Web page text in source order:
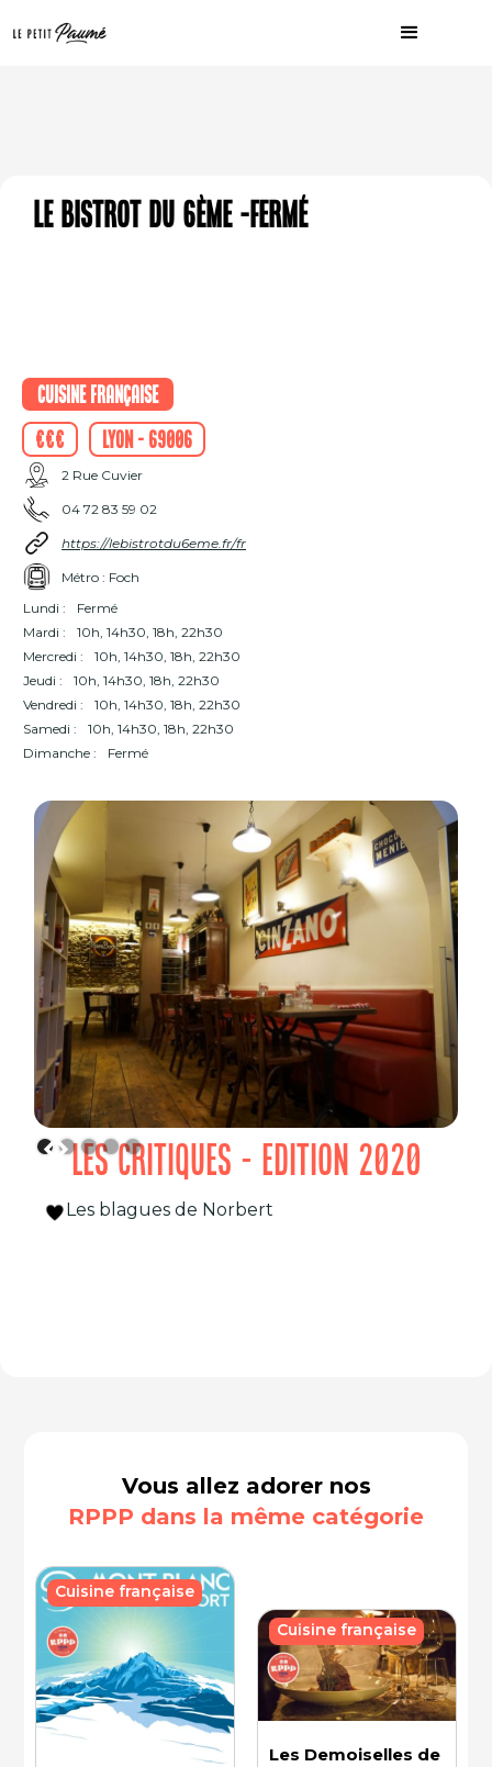
Le Bistrot du 6ème -Fermé
Cuisine française
€€€
Lyon - 69006
2 Rue Cuvier
04 72 83 59 02
https://lebistrotdu6eme.fr/fr
Métro : Foch
Lundi :
Fermé
Mardi :
10h, 14h30, 18h, 22h30
Mercredi :
10h, 14h30, 18h, 22h30
Jeudi :
10h, 14h30, 18h, 22h30
Vendredi :
10h, 14h30, 18h, 22h30
Samedi :
10h, 14h30, 18h, 22h30
Dimanche :
Fermé
LES CRITIQUES - EDITION 2020
Les blagues de Norbert
Vous allez adorer nos
RPPP dans la même catégorie
Cuisine française
Les Demoiselles de
Cuisine française